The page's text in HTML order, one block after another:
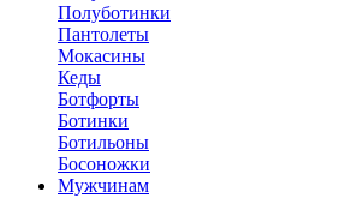
Полуботинки
Пантолеты
Мокасины
Кеды
Ботфорты
Ботинки
Ботильоны
Босоножки
Мужчинам